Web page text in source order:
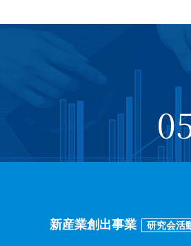
新産業創出事業 研究会活